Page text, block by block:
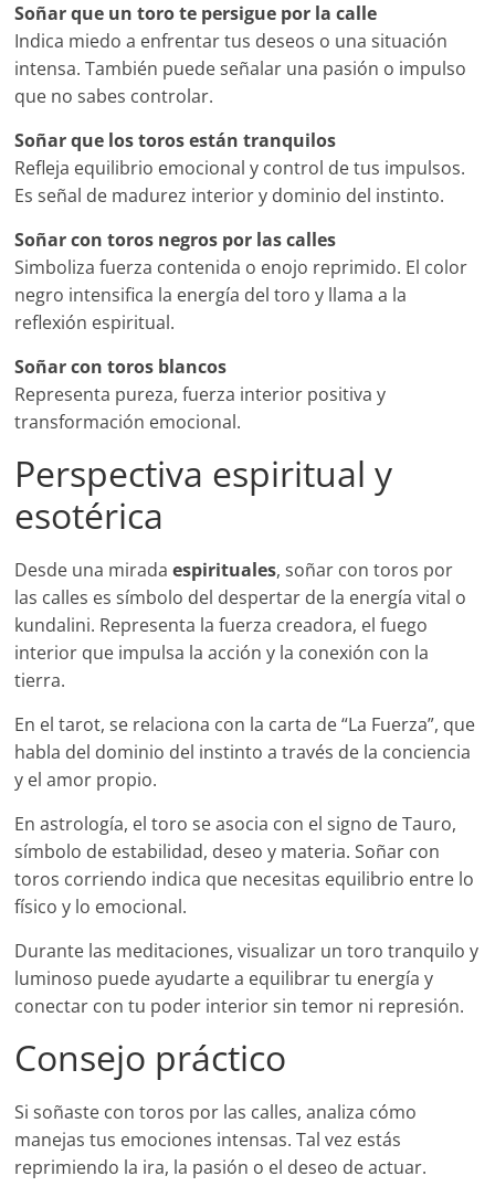
Soñar que un toro te persigue por la calle
Indica miedo a enfrentar tus deseos o una situación
intensa. También puede señalar una pasión o impulso
que no sabes controlar.
Soñar que los toros están tranquilos
Refleja equilibrio emocional y control de tus impulsos.
Es señal de madurez interior y dominio del instinto.
Soñar con toros negros por las calles
Simboliza fuerza contenida o enojo reprimido. El color
negro intensifica la energía del toro y llama a la
reflexión espiritual.
Soñar con toros blancos
Representa pureza, fuerza interior positiva y
transformación emocional.
Perspectiva espiritual y
esotérica
Desde una miradaespirituales, soñar con toros por
las calles es símbolo del despertar de la energía vital o
kundalini. Representa la fuerza creadora, el fuego
interior que impulsa la acción y la conexión con la
tierra.
En el tarot, se relaciona con la carta de “La Fuerza”, que
habla del dominio del instinto a través de la conciencia
y el amor propio.
En astrología, el toro se asocia con el signo de Tauro,
símbolo de estabilidad, deseo y materia. Soñar con
toros corriendo indica que necesitas equilibrio entre lo
físico y lo emocional.
Durante las meditaciones, visualizar un toro tranquilo y
luminoso puede ayudarte a equilibrar tu energía y
conectar con tu poder interior sin temor ni represión.
Consejo práctico
Si soñaste con toros por las calles, analiza cómo
manejas tus emociones intensas. Tal vez estás
reprimiendo la ira, la pasión o el deseo de actuar.